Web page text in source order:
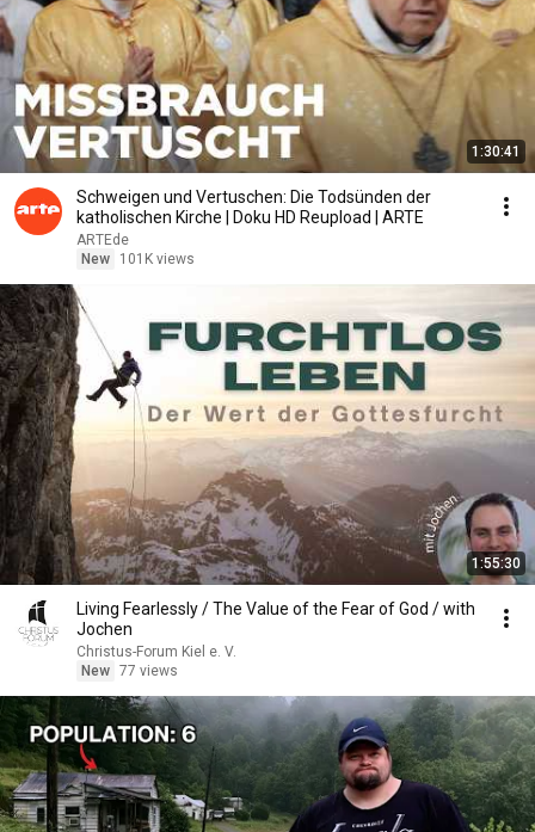
1:30:41
Schweigen und Vertuschen: Die Todsünden der
katholischen Kirche | Doku HD Reupload | ARTE
ARTEde
New
101K views
1:55:30
Living Fearlessly / The Value of the Fear of God / with
Jochen
Christus-Forum Kiel e. V.
New 77 views